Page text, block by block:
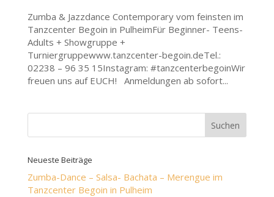
Zumba & Jazzdance Contemporary vom feinsten im
Tanzcenter Begoin in PulheimFür Beginner- Teens-
Adults + Showgruppe +
Turniergruppewww.tanzcenter-begoin.deTel.:
02238 – 96 35 15Instagram: #tanzcenterbegoinWir
freuen uns auf EUCH! Anmeldungen ab sofort...
Neueste Beiträge
Zumba-Dance – Salsa- Bachata – Merengue im
Tanzcenter Begoin in Pulheim